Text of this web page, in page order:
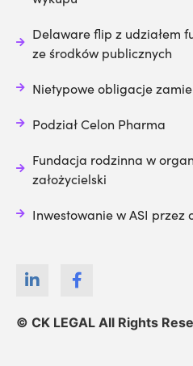
© CK LEGAL All Rights
Delaware flip z udziałem
ze środków publicznych
Nietypowe obligacje
Podział Celon Pharma
Fundacja rodzinna w
założycielski
Inwestowanie w ASI przez